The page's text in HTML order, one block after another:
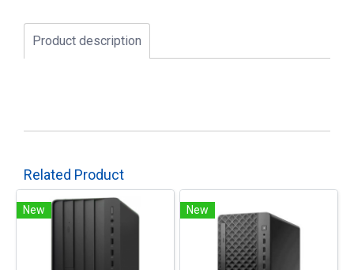
Product description
Related Product
New New